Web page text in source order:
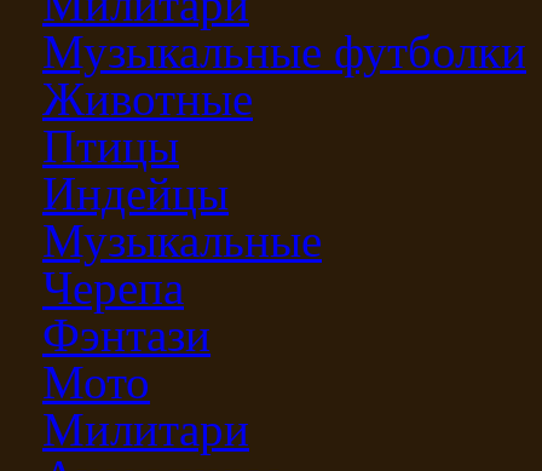
Музыкальные футболки
Животные
Птицы
Индейцы
Музыкальные
Черепа
Фэнтази
Мото
Милитари